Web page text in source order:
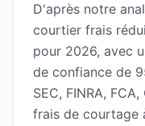
D'après notre
courtier frais
pour 2026, avec
de confiance de
SEC, FINRA,
frais de courtage